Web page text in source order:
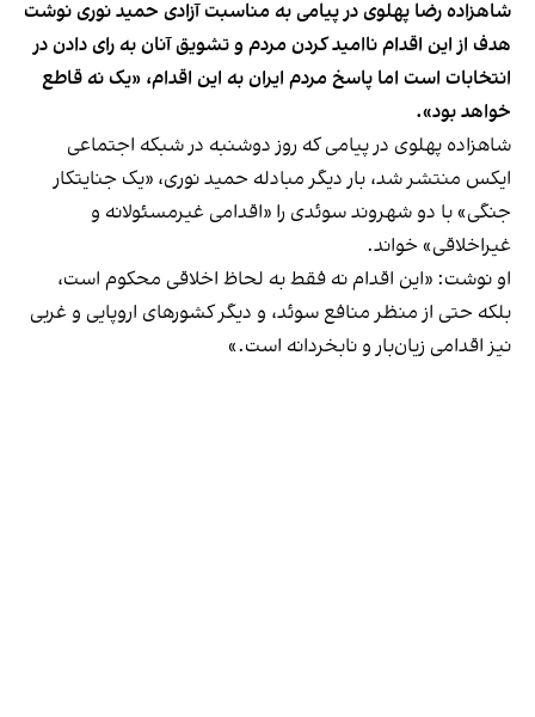
شاهزاده رضا پهلوی در پیامی به مناسبت آزادی حمید نوری نوشت
هدف از این اقدام ناامید کردن مردم و تشویق آنان به رای دادن در
انتخابات است اما پاسخ مردم ایران به این اقدام، «یک نه قاطع
خواهد بود».
شاهزاده پهلوی در پیامی که روز دوشنبه در شبکه اجتماعی
ایکس منتشر شد، بار دیگر مبادله حمید نوری، «یک جنایتکار
جنگی» با دو شهروند سوئدی را «اقدامی غیرمسئولانه و
غیراخلاقی» خواند.
او نوشت: «این اقدام نه فقط به لحاظ اخلاقی محکوم است،
بلکه حتی از منظر منافع سوئد، و دیگر کشورهای اروپایی و غربی
نیز اقدامی زیان‌بار و نابخردانه است.»